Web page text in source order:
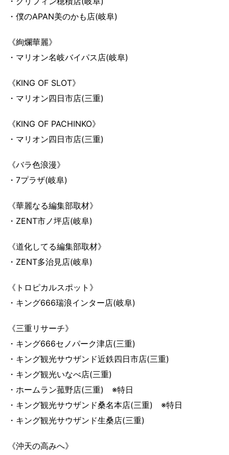
・僕のAPAN美のかも店(岐阜)
《絢爛華麗》
・マリオン名岐バイパス店(岐阜)
《KING OF SLOT》
・マリオン四日市店(三重)
《KING OF PACHINKO》
・マリオン四日市店(三重)
《バラ色浪漫》
・7プラザ(岐阜)
《華麗なる編集部取材》
・ZENT市ノ坪店(岐阜)
《道化してる編集部取材》
・ZENT多治見店(岐阜)
《トロピカルスポット》
・キング666瑞浪インター店(岐阜)
《三重リサーチ》
・キング666セノパーク津店(三重)
・キング観光サウザンド近鉄四日市店(三重)
・キング観光いなべ店(三重)
・ホームラン菰野店(三重) ※特日
・キング観光サウザンド桑名本店(三重) ※特日
・キング観光サウザンド生桑店(三重)
《沖天の高みへ》